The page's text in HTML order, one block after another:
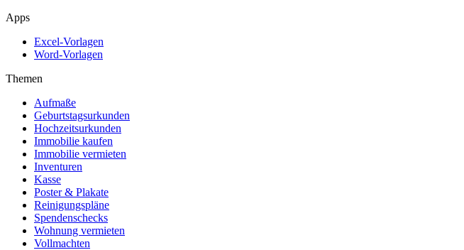
Apps
Excel-Vorlagen
Word-Vorlagen
Themen
Aufmaße
Geburtstagsurkunden
Hochzeitsurkunden
Immobilie kaufen
Immobilie vermieten
Inventuren
Kasse
Poster & Plakate
Reinigungspläne
Spendenschecks
Wohnung vermieten
Vollmachten